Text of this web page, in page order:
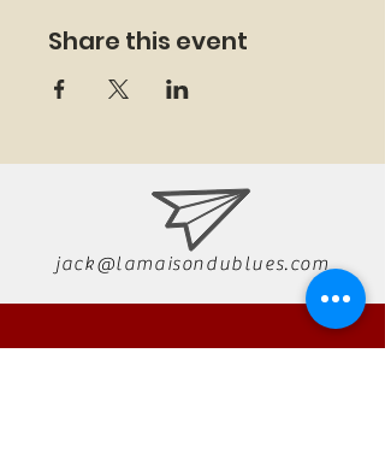
Share this event
jack@lamaisondublues.com